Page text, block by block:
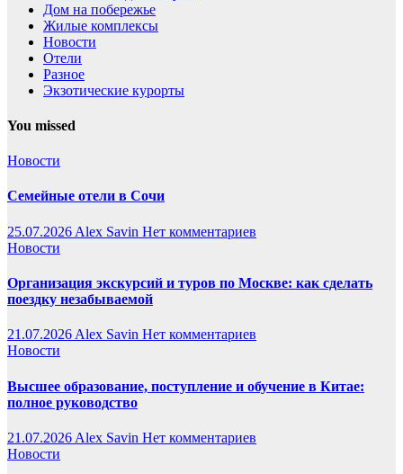
Дом на побережье
Жилые комплексы
Новости
Отели
Разное
Экзотические курорты
You missed
Новости
Семейные отели в Сочи
25.07.2026 Alex Savin Нет комментариев
Новости
Организация экскурсий и туров по Москве: как сделать
поездку незабываемой
21.07.2026 Alex Savin Нет комментариев
Новости
Высшее образование, поступление и обучение в Китае:
полное руководство
21.07.2026 Alex Savin Нет комментариев
Новости